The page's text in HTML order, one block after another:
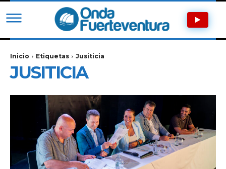
Inicio Etiquetas Jusiticia
JUSITICIA